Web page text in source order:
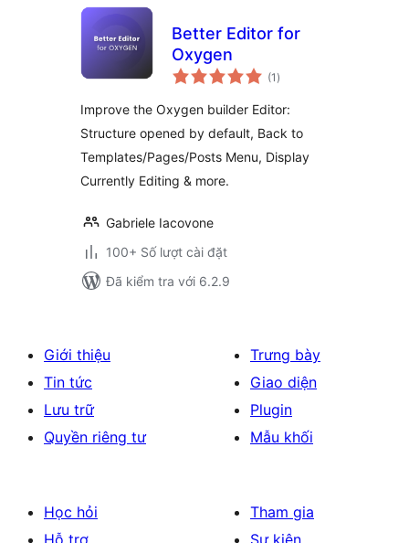
Better Editor for
Oxygen
(1 tổng
đánh
)
Improve the Oxygen builder Editor:
Structure opened by default, Back to
Templates/Pages/Posts Menu, Display
Currently Editing & more.
Gabriele Iacovone
100+ Số lượt cài đặt
Đã kiểm tra với 6.2.9
Giới thiệu
Tin tức
Lưu trữ
Quyền riêng tư
Trưng bày
Giao diện
Plugin
Mẫu khối
Học hỏi
Hỗ trợ
Tham gia
Sự kiện